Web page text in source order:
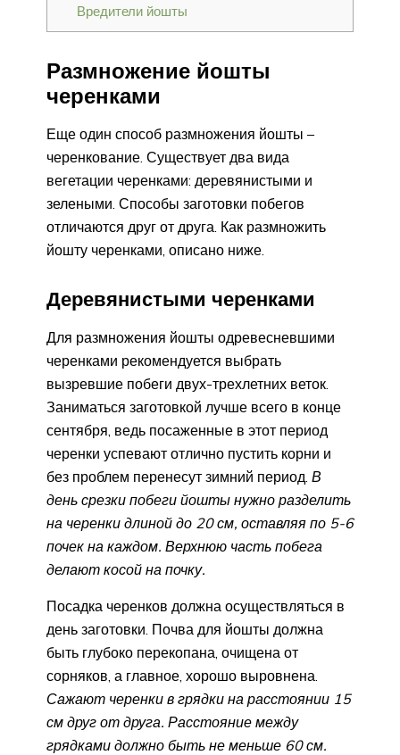
Вредители йошты
Размножение йошты
черенками
Еще один способ размножения йошты –
черенкование. Существует два вида
вегетации черенками: деревянистыми и
зелеными. Способы заготовки побегов
отличаются друг от друга. Как размножить
йошту черенками, описано ниже.
Деревянистыми черенками
Для размножения йошты одревесневшими
черенками рекомендуется выбрать
вызревшие побеги двух-трехлетних веток.
Заниматься заготовкой лучше всего в конце
сентября, ведь посаженные в этот период
черенки успевают отлично пустить корни и
без проблем перенесут зимний период. В
день срезки побеги йошты нужно разделить
на черенки длиной до 20 см, оставляя по 5-6
почек на каждом. Верхнюю часть побега
делают косой на почку.
Посадка черенков должна осуществляться в
день заготовки. Почва для йошты должна
быть глубоко перекопана, очищена от
сорняков, а главное, хорошо выровнена.
Сажают черенки в грядки на расстоянии 15
см друг от друга. Расстояние между
грядками должно быть не меньше 60 см.